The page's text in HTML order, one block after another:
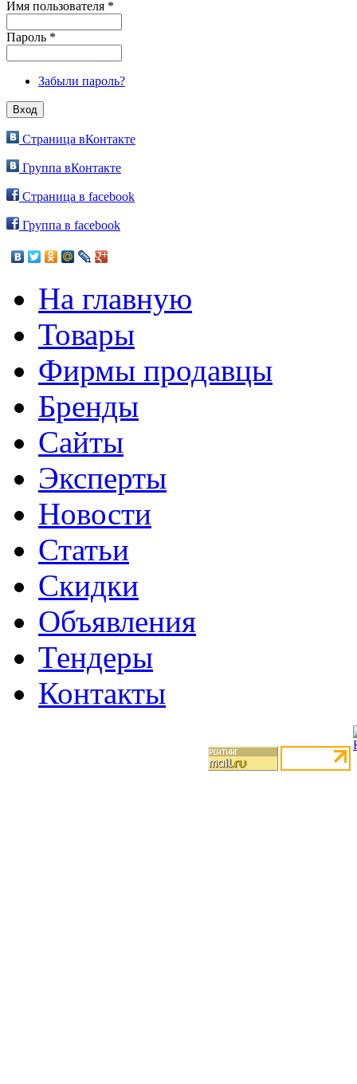
Имя пользователя *
Пароль *
Забыли пароль?
Страница вКонтакте
Группа вКонтакте
Страница в facebook
Группа в facebook
На главную
Товары
Фирмы продавцы
Бренды
Сайты
Эксперты
Новости
Статьи
Скидки
Объявления
Тендеры
Контакты